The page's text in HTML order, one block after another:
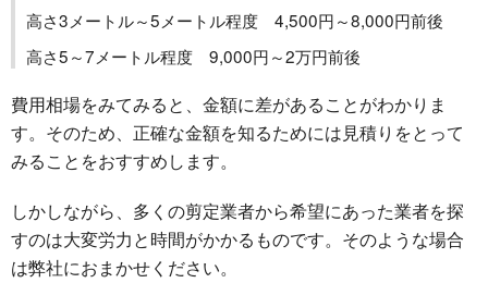
高さ3メートル～5メートル程度 4,500円～8,000円前後
高さ5～7メートル程度 9,000円～2万円前後
費用相場をみてみると、金額に差があることがわかりま
す。そのため、正確な金額を知るためには見積りをとって
みることをおすすめします。
しかしながら、多くの剪定業者から希望にあった業者を探
すのは大変労力と時間がかかるものです。そのような場合
は弊社におまかせください。